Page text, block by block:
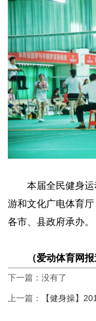
本届全民健身运
游和文化广电体育
各市、县政府承办。
（爱动体育网
下一篇：没有了
上一篇： 【健身操】